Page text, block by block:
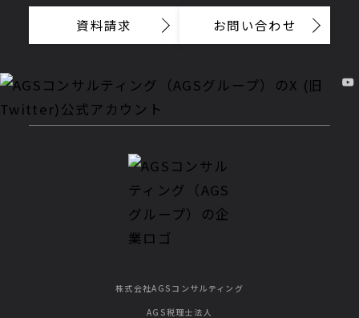
資料請求 お問い合わせ
株式会社AGSコンサルティング
AGS税理士法人